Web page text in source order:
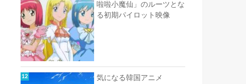
啦啦小魔仙」のルーツとな
る初期パイロット映像
気になる韓国アニメ